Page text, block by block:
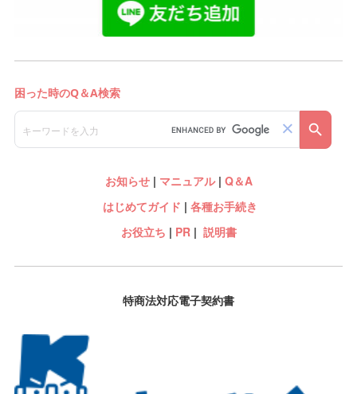
お知らせ| マニュアル| Q＆A
はじめてガイド | 各種お手続き
お役立ち | PR| 説明書
特商法対応電子契約書